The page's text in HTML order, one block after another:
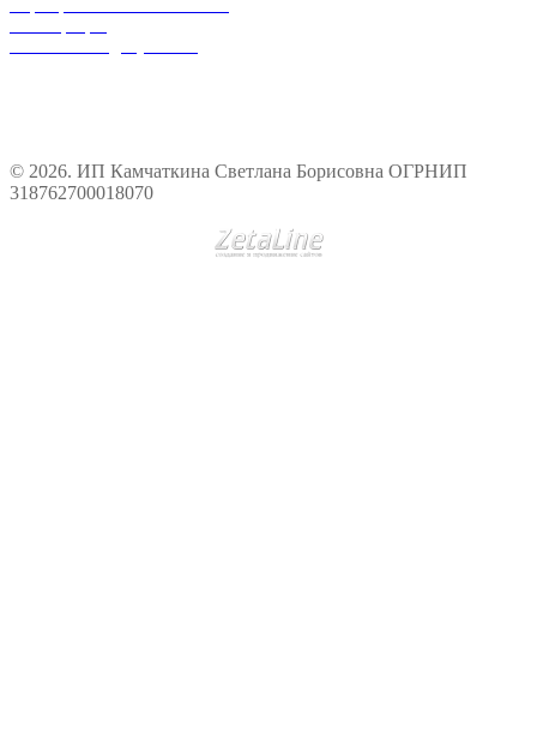
© 2026. ИП Камчаткина Светлана Борисовна ОГРНИП
318762700018070